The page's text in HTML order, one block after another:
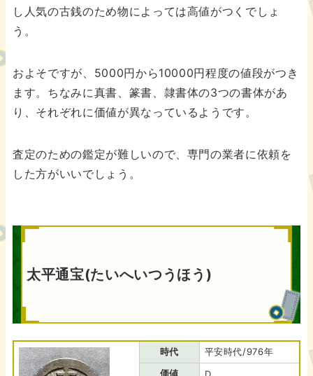
し人気の古銭のため物によっては高値がつくでしょ
う。
およそですが、5000円から10000円程度の値段がつき
ます。ちなみに真書、篆書、隷書体の3つの書体があ
り、それぞれに価値が異なっているようです。
査定のための鑑定が難しいので、専門の業者に依頼を
した方がいいでしょう。
太平通宝(たいへいつうほう)
時代
平安時代/976年
価値